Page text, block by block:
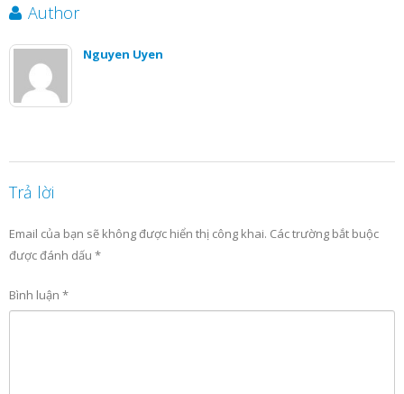
Author
Nguyen Uyen
Trả lời
Email của bạn sẽ không được hiển thị công khai. Các trường bắt buộc
được đánh dấu *
Bình luận *